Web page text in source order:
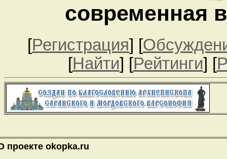
современная
[Регистрация] [
[Найти] [Рейтинги] [
проекте okopka.ru